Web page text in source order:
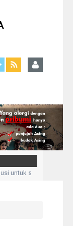
untuk setiap masalah